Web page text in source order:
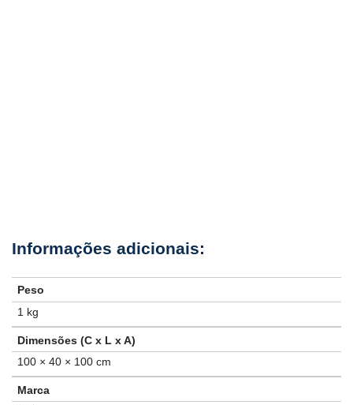
Peso
1 kg
Dimensões (C x L x A)
100 × 40 × 100 cm
Marca